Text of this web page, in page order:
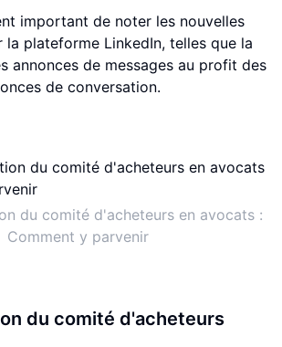
important de noter les nouvelles
la plateforme LinkedIn, telles que la
annonces de messages au profit des
de conversation.
du comité d'acheteurs en avocats :
Comment y parvenir
du comité d'acheteurs